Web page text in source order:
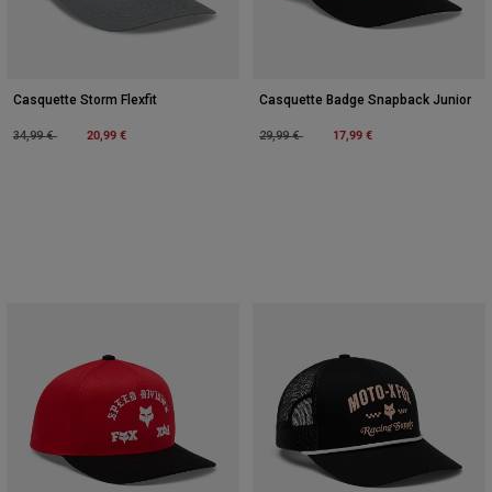
Casquette Storm Flexfit
Price reduced from
34,99 €to 20,99 €
Casquette Badge Snapback Junior
Price reduced from
29,99 €to 17,99 €